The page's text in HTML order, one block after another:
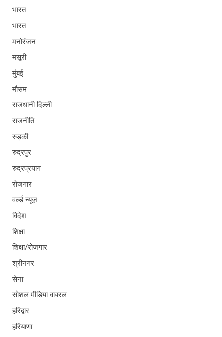
भारत
भारत
मनोरंजन
मसूरी
मुंबई
मौसम
राजधानी दिल्ली
राजनीति
रुड़की
रुद्रपुर
रुद्रप्रयाग
रोजगार
वर्ल्ड न्यूज़
विदेश
शिक्षा
शिक्षा/रोजगार
श्रीनगर
सेना
सोशल मीडिया वायरल
हरिद्वार
हरियाणा